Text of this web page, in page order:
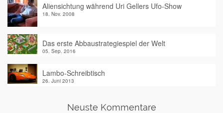
Aliensichtung während Uri Gellers Ufo-Show
18. Nov. 2008
Das erste Abbaustrategiespiel der Welt
05. Sep. 2016
Lambo-Schreibtisch
26. Juni 2013
Neuste Kommentare